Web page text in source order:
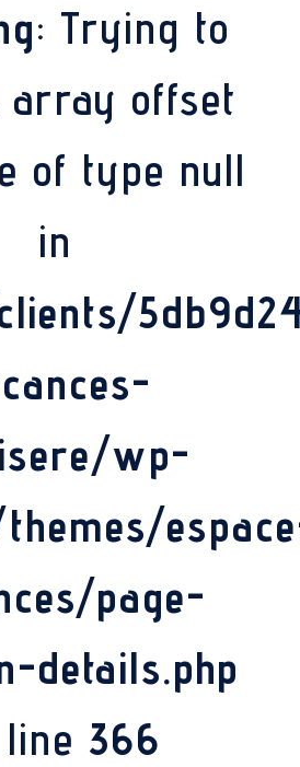
: Trying to
array offset
of type null
in
wp-
page-
details.php
366